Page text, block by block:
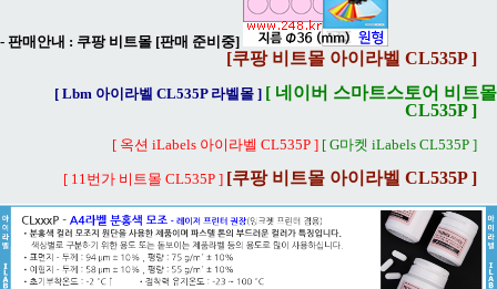
- 판매안내 : 쿠팡 비트몰 [판매 준비중]
[쿠팡 비트몰 아이라벨 CL535P ]
[ Lbm 아이라벨 CL535P 라벨몰 ] [ 네이버 스마트스토어 비트몰
CL535P ]
[ 옥션 iLabels 아이라벨 CL535P ] [ G마켓 iLabels CL535P ]
[ 11번가 비트몰 CL535P ] [쿠팡 비트몰 아이라벨 CL535P ]